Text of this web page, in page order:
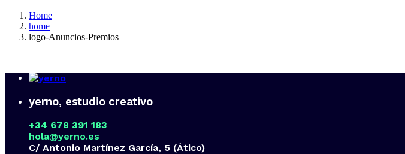
Home
home
logo-Anuncios-Premios
yerno, estudio creativo
+34 678 391 183
hola@yerno.es
C/ Antonio Martínez García, 5 (Ático)